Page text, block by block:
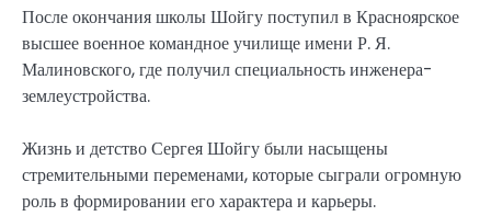
После окончания школы Шойгу поступил в Красноярское
высшее военное командное училище имени Р. Я.
Малиновского, где получил специальность инженера-
землеустройства.
Жизнь и детство Сергея Шойгу были насыщены
стремительными переменами, которые сыграли огромную
роль в формировании его характера и карьеры.